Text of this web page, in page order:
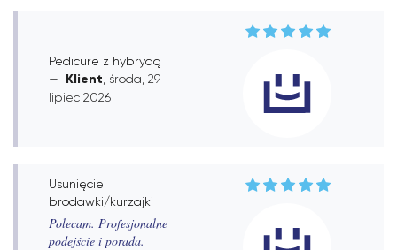
Pedicure z hybrydą
Klient , środa, 29
lipiec 2026
Usunięcie
brodawki/kurzajki
Polecam. Profesjonalne
podejście i porada.